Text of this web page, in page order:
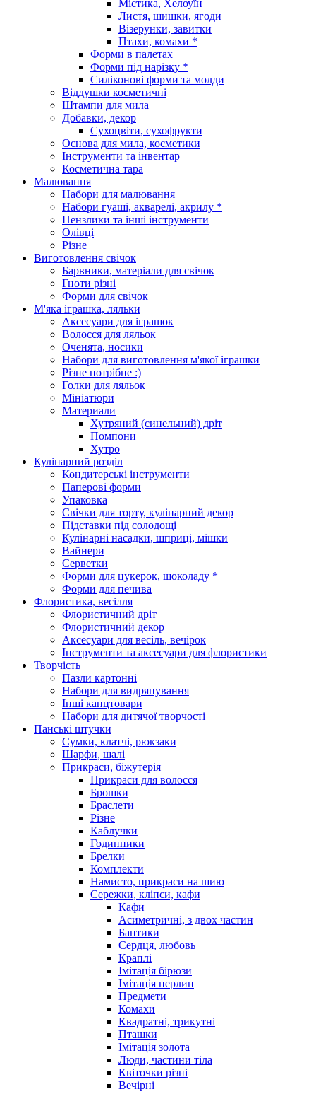
Містика, Хелоуїн
Листя, шишки, ягоди
Візерунки, завитки
Птахи, комахи *
Форми в палетах
Форми під нарізку *
Силіконові форми та молди
Віддушки косметичні
Штампи для мила
Добавки, декор
Сухоцвіти, сухофрукти
Основа для мила, косметики
Інструменти та інвентар
Косметична тара
Малювання
Набори для малювання
Набори гуаші, акварелі, акрилу *
Пензлики та інші інструменти
Олівці
Різне
Виготовлення свічок
Барвники, матеріали для свічок
Гноти різні
Форми для свічок
М'яка іграшка, ляльки
Аксесуари для іграшок
Волосся для ляльок
Оченята, носики
Набори для виготовлення м'якої іграшки
Різне потрібне :)
Голки для ляльок
Мініатюри
Материали
Хутряний (синельний) дріт
Помпони
Хутро
Кулінарний розділ
Кондитерські інструменти
Паперові форми
Упаковка
Свічки для торту, кулінарний декор
Підставки під солодощі
Кулінарні насадки, шприці, мішки
Вайнери
Серветки
Форми для цукерок, шоколаду *
Форми для печива
Флористика, весілля
Флористичний дріт
Флористичний декор
Аксесуари для весіль, вечірок
Інструменти та аксесуари для флористики
Творчість
Пазли картонні
Набори для видряпування
Інші канцтовари
Набори для дитячої творчості
Панські штучки
Сумки, клатчі, рюкзаки
Шарфи, шалі
Прикраси, біжутерія
Прикраси для волосся
Брошки
Браслети
Різне
Каблучки
Годинники
Брелки
Комплекти
Намисто, прикраси на шию
Сережки, кліпси, кафи
Кафи
Асиметричні, з двох частин
Бантики
Сердця, любовь
Краплі
Імітація бірюзи
Імітація перлин
Предмети
Комахи
Квадратні, трикутні
Пташки
Імітація золота
Люди, частини тіла
Квіточки різні
Вечірні